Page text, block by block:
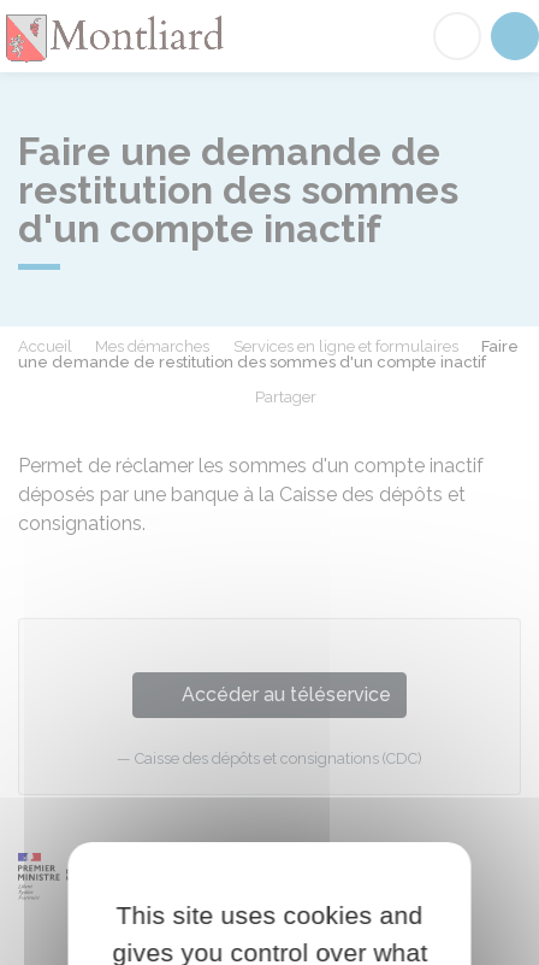
Faire une demande de
restitution des sommes
d'un compte inactif
Accueil Mes démarches Services en ligne et formulaires
Faire
une demande de restitution des sommes d'un compte inactif
Partager
Permet de réclamer les sommes d'un compte inactif
déposés par une banque à la Caisse des dépôts et
consignations.
Accéder au téléservice
Caisse des dépôts et consignations (CDC)
This site uses cookies and
gives you control over what